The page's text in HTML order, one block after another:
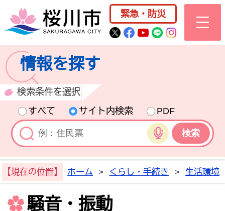
桜川市公式ホー
緊急・防災
桜川市公式Twitter
桜川市公式
桜川市公式
桜川市公式
情報を探す
検索条件を選択
すべて
サイト内検索
PDF
音声検索
【現在の位置】 ホーム > くらし・手続き > 生活環境
騒音・振動